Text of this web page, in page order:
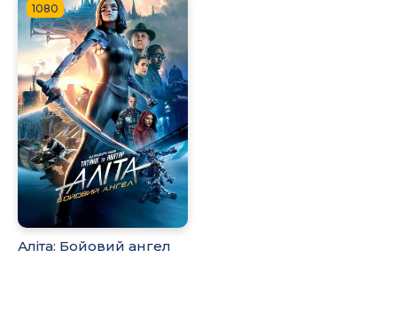
1080
Аліта: Бойовий ангел